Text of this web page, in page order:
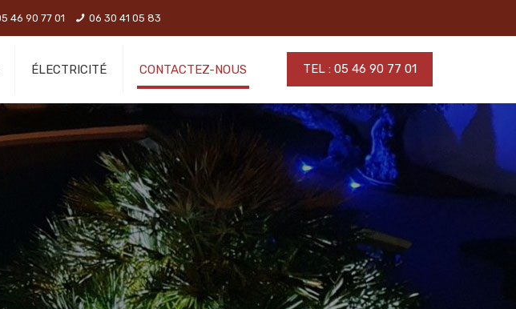
46 90 77 01 06 30 41 05 83
ÉLECTRICITÉ CONTACTEZ-NOUS TEL : 05 46 90 77 01